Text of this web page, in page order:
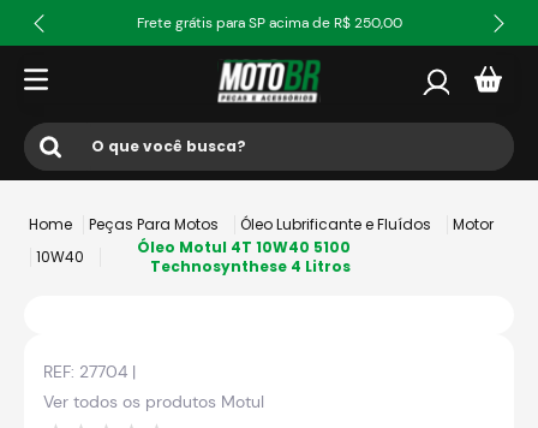
Frete grátis para SP acima de R$ 250,00
O que você busca?
4º fw3
5 º capacete ls2
Peças Para Motos Óleo Lubrificante e Fluídos
Motor
10W40
Óleo Motul 4T 10W40 5100
Technosynthese 4 Litros
REF: 27704 |
Ver todos os produtos Motul